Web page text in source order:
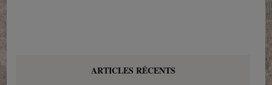
ARTICLES RÉCENTS